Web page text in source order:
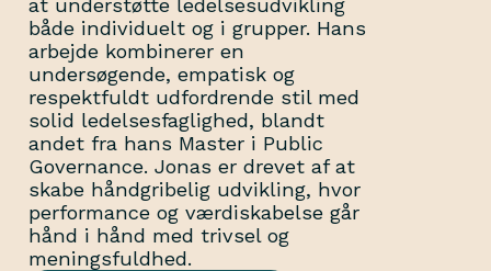
at understøtte ledelsesudvikling
både individuelt og i grupper. Hans
arbejde kombinerer en
undersøgende, empatisk og
respektfuldt udfordrende stil med
solid ledelsesfaglighed, blandt
andet fra hans Master i Public
Governance. Jonas er drevet af at
skabe håndgribelig udvikling, hvor
performance og værdiskabelse går
hånd i hånd med trivsel og
meningsfuldhed.